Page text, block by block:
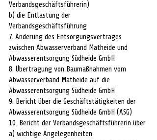
Verbandsgeschäftsführerin)
b) die Entlastung der
Verbandsgeschäftsführung
7. Änderung des Entsorgungsvertrages
zwischen Abwasserverband Matheide und
Abwasserentsorgung Südheide GmbH
8. Übertragung von Baumaßnahmen vom
Abwasserverband Matheide auf die
Abwasserentsorgung Südheide GmbH
9. Bericht über die Geschäftstätigkeiten der
Abwasserentsorgung Südheide GmbH (ASG)
10. Bericht der Verbandsgeschäftsführerin über
a) wichtige Angelegenheiten